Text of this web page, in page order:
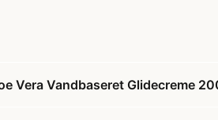
Vera Vandbaseret Glidecreme